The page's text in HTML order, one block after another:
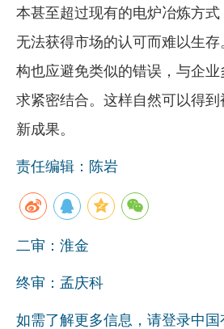
本甚至超过现有的电炉冶炼方
无法获得市场的认可而难以生
构也应避免类似的错误，与企
求紧密结合。这样自然可以得到
新成果。
责任编辑：陈岩
二审：淮金
终审：孟庆科
如需了解更多信息，请登录中国